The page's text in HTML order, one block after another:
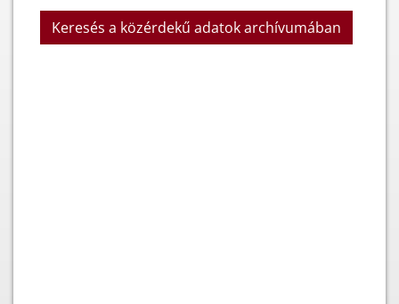
Keresés a közérdekű adatok archívumában